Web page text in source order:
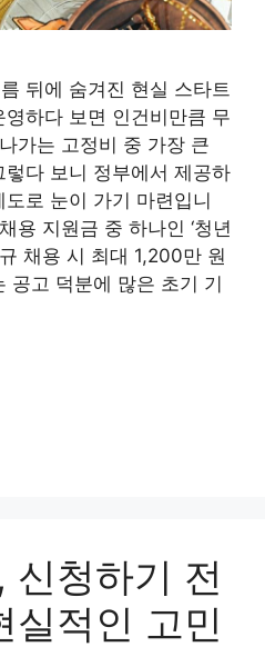
뒤에 숨겨진 현실 스타트
하다 보면 인건비만큼 무
가는 고정비 중 가장 큰
다 보니 정부에서 제공하
로 눈이 가기 마련입니
용 지원금 중 하나인 ‘청년
채용 시 최대 1,200만 원
공고 덕분에 많은 초기 기
신청하기 전
실적인 고민